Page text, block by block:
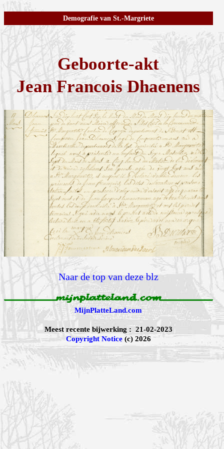
Demografie van St.-Margriete
Geboorte-akt
Jean Francois Dhaenens
Naar de top van deze blz
MijnPlatteLand.com
Meest recente bijwerking : 21-02-2023
Copyright Notice(c) 2026